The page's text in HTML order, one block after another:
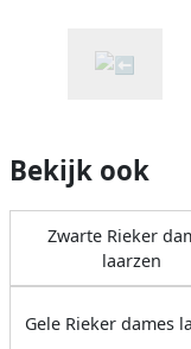
Bekijk ook
Zwarte Rieker
laarzen
Gele Rieker dames